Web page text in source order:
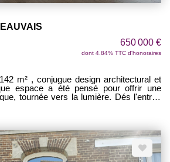
650 000 €
dont 4.84% TTC d'honoraires
m² , conjugue design architectural et
espace a été pensé pour offrir une
tournée vers la lumière. Dés l'entrée
ET RECHERCHE !